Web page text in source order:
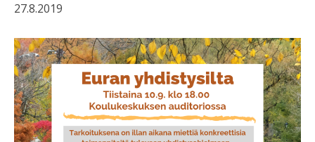
27.8.2019